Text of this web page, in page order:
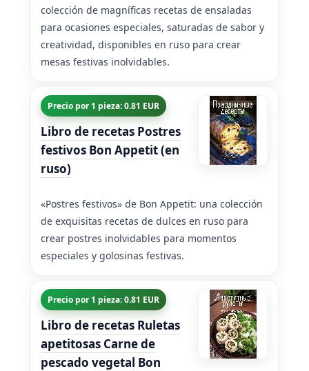
colección de magníficas recetas de ensaladas
para ocasiones especiales, saturadas de sabor y
creatividad, disponibles en ruso para crear
mesas festivas inolvidables.
Precio por 1 pieza: 0.81 EUR
Libro de recetas Postres
festivos Bon Appetit (en
ruso)
«Postres festivos» de Bon Appetit: una colección
de exquisitas recetas de dulces en ruso para
crear postres inolvidables para momentos
especiales y golosinas festivas.
Precio por 1 pieza: 0.81 EUR
Libro de recetas Ruletas
apetitosas Carne de
pescado vegetal Bon